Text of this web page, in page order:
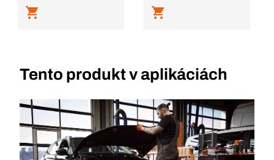
Tento produkt v aplikáciách